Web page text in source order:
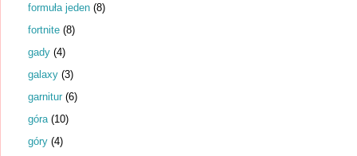
formuła jeden (8)
fortnite (8)
gady (4)
galaxy (3)
garnitur (6)
góra (10)
góry (4)